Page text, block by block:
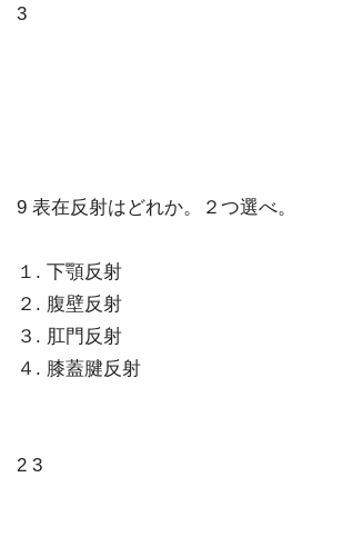
3
9 表在反射はどれか。２つ選べ。
１. 下顎反射
２. 腹壁反射
３. 肛門反射
４. 膝蓋腱反射
2 3